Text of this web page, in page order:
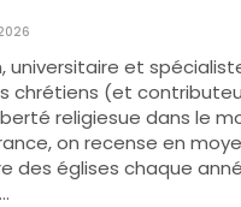
universitaire et
chrétiens (et
religiesue dans le
on recense en
églises chaque